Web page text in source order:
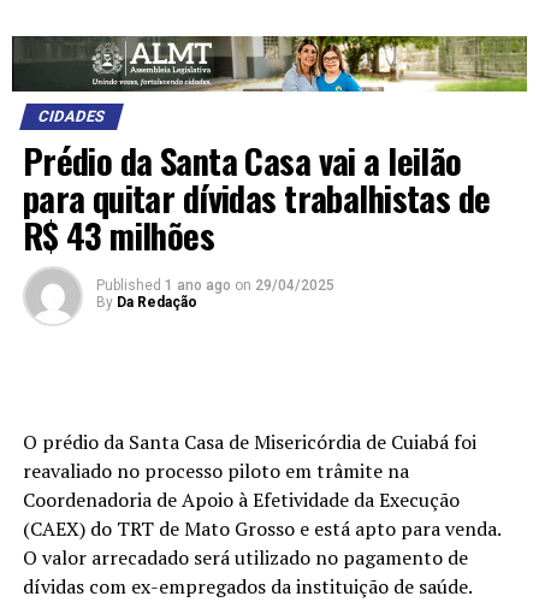
CIDADES
Prédio da Santa Casa vai a leilão
para quitar dívidas trabalhistas de
R$ 43 milhões
Published 1 ano ago on 29/04/2025
By Da Redação
O prédio da Santa Casa de Misericórdia de Cuiabá foi
reavaliado no processo piloto em trâmite na
Coordenadoria de Apoio à Efetividade da Execução
(CAEX) do TRT de Mato Grosso e está apto para venda.
O valor arrecadado será utilizado no pagamento de
dívidas com ex-empregados da instituição de saúde.